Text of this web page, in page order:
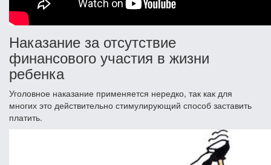
Наказание за отсутствие
финансового участия в жизни
ребенка
Уголовное наказание применяется нередко, так как для
многих это действительно стимулирующий способ заставить
платить.